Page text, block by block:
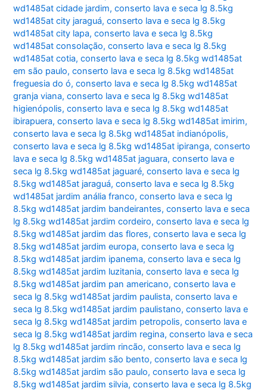
wd1485at cidade jardim,conserto lava e seca lg 8.5kg
wd1485at city jaraguá,conserto lava e seca lg 8.5kg
wd1485at city lapa,conserto lava e seca lg 8.5kg
wd1485at consolação,conserto lava e seca lg 8.5kg
wd1485at cotia,conserto lava e seca lg 8.5kg wd1485at
em são paulo,conserto lava e seca lg 8.5kg wd1485at
freguesia do ó,conserto lava e seca lg 8.5kg wd1485at
granja viana,conserto lava e seca lg 8.5kg wd1485at
higienópolis,conserto lava e seca lg 8.5kg wd1485at
ibirapuera,conserto lava e seca lg 8.5kg wd1485at imirim,
conserto lava e seca lg 8.5kg wd1485at indianópolis,
conserto lava e seca lg 8.5kg wd1485at ipiranga,conserto
lava e seca lg 8.5kg wd1485at jaguara,conserto lava e
seca lg 8.5kg wd1485at jaguaré,conserto lava e seca lg
8.5kg wd1485at jaraguá,conserto lava e seca lg 8.5kg
wd1485at jardim anália franco,conserto lava e seca lg
8.5kg wd1485at jardim bandeirantes,conserto lava e seca
lg 8.5kg wd1485at jardim cordeiro,conserto lava e seca lg
8.5kg wd1485at jardim das flores,conserto lava e seca lg
8.5kg wd1485at jardim europa,conserto lava e seca lg
8.5kg wd1485at jardim ipanema,conserto lava e seca lg
8.5kg wd1485at jardim luzitania,conserto lava e seca lg
8.5kg wd1485at jardim pan americano,conserto lava e
seca lg 8.5kg wd1485at jardim paulista,conserto lava e
seca lg 8.5kg wd1485at jardim paulistano,conserto lava e
seca lg 8.5kg wd1485at jardim petropolis,conserto lava e
seca lg 8.5kg wd1485at jardim regina,conserto lava e seca
lg 8.5kg wd1485at jardim rincão,conserto lava e seca lg
8.5kg wd1485at jardim são bento,conserto lava e seca lg
8.5kg wd1485at jardim são paulo,conserto lava e seca lg
8.5kg wd1485at jardim silvia,conserto lava e seca lg 8.5kg